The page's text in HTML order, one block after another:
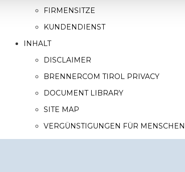
FIRMENSITZE
KUNDENDIENST
INHALT
DISCLAIMER
BRENNERCOM TIROL PRIVACY
DOCUMENT LIBRARY
SITE MAP
VERGÜNSTIGUNGEN FÜR